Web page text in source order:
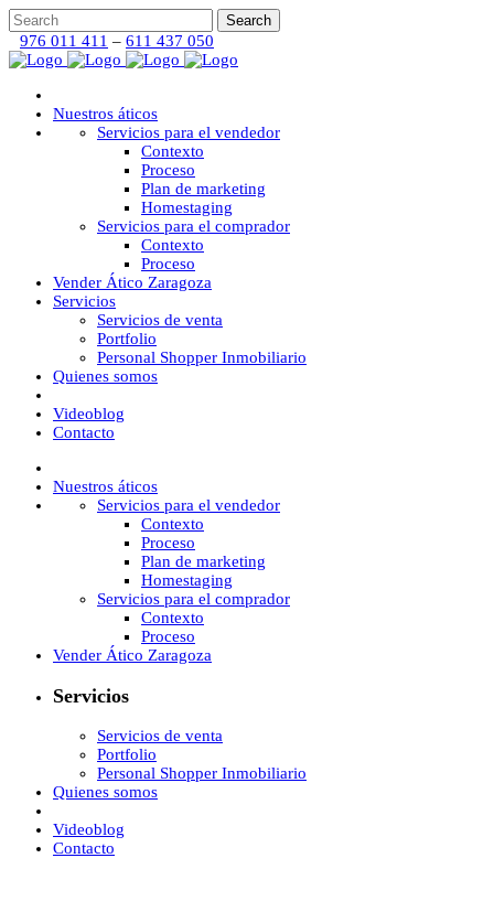
976 011 411 – 611 437 050
Nuestros áticos
Servicios para el vendedor
Contexto
Proceso
Plan de marketing
Homestaging
Servicios para el comprador
Contexto
Proceso
Vender Ático Zaragoza
Servicios
Servicios de venta
Portfolio
Personal Shopper Inmobiliario
Quienes somos
Videoblog
Contacto
Nuestros áticos
Servicios para el vendedor
Contexto
Proceso
Plan de marketing
Homestaging
Servicios para el comprador
Contexto
Proceso
Vender Ático Zaragoza
Servicios
Servicios de venta
Portfolio
Personal Shopper Inmobiliario
Quienes somos
Videoblog
Contacto